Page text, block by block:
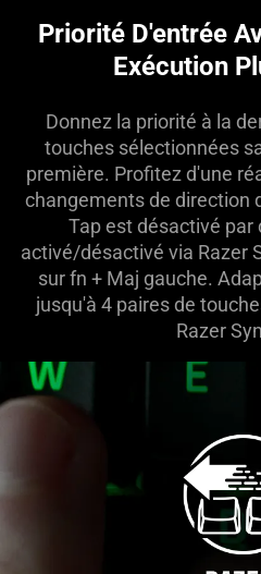
visuals
animation
support
what
spoken;
visuals
provide
Priorité D'entrée
Exécution
Donnez la priorité à la
touches sélectionnées
première. Profitez d'une
changements de direction
Tap est désactivé
activé/désactivé via Razer
sur fn + Maj gauche.
jusqu'à 4 paires de
Razer